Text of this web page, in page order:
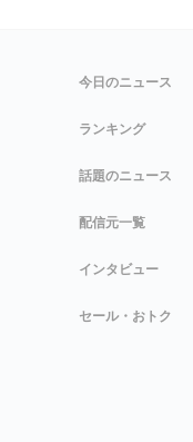
今日のニュース
ランキング
話題のニュース
配信元一覧
インタビュー
セール・おトク